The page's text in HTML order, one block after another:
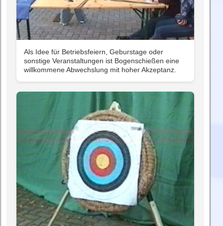
Als Idee für Betriebsfeiern, Geburstage oder
sonstige Veranstaltungen ist Bogenschießen eine
willkommene Abwechslung mit hoher Akzeptanz.